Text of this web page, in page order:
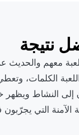
نتيجة
معهم والحديث
الكلمات،
إلى النشاط
التي يجرّبون